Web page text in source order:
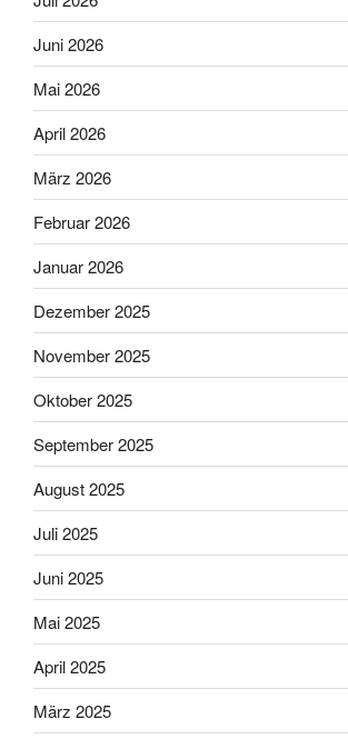
Juni 2026
Mai 2026
April 2026
März 2026
Februar 2026
Januar 2026
Dezember 2025
November 2025
Oktober 2025
September 2025
August 2025
Juli 2025
Juni 2025
Mai 2025
April 2025
März 2025